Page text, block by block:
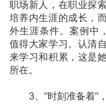
职场新人，在职业探
培养内生涯的成长，
外生涯条件。案例中
值得大家学习。认清
来学习和积累，这是
所在。
3、“时刻准备着”